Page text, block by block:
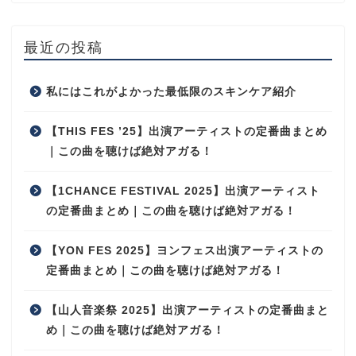
最近の投稿
私にはこれがよかった最低限のスキンケア紹介
【THIS FES ’25】出演アーティストの定番曲まとめ
｜この曲を聴けば絶対アガる！
【1CHANCE FESTIVAL 2025】出演アーティスト
の定番曲まとめ｜この曲を聴けば絶対アガる！
【YON FES 2025】ヨンフェス出演アーティストの
定番曲まとめ｜この曲を聴けば絶対アガる！
【山人音楽祭 2025】出演アーティストの定番曲まと
め｜この曲を聴けば絶対アガる！